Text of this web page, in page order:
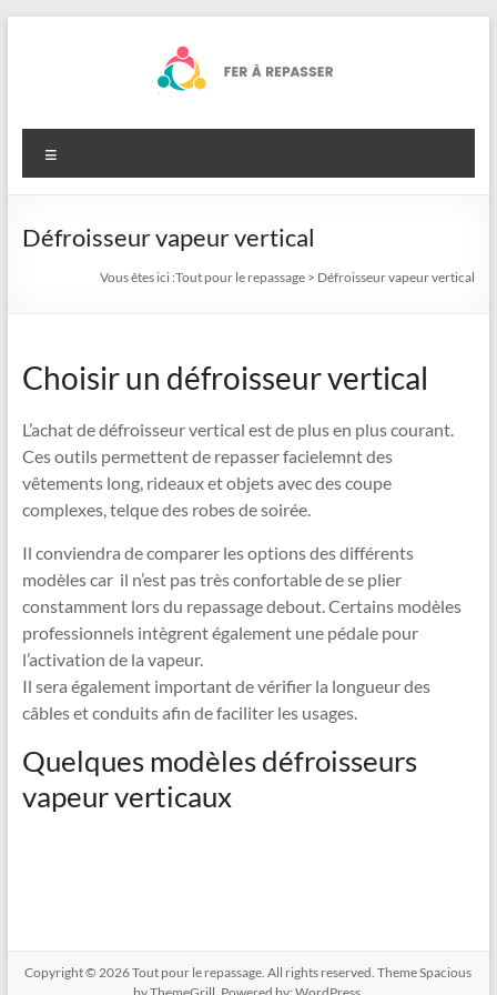
Tout
pour
le
repassage
Défroisseur vapeur vertical
Vous êtes ici :Tout pour le repassage > Défroisseur vapeur vertical
Choisir un défroisseur vertical
L’achat de défroisseur vertical est de plus en plus courant.
Ces outils permettent de repasser facielemnt des
vêtements long, rideaux et objets avec des coupe
complexes, telque des robes de soirée.
Il conviendra de comparer les options des différents
modèles car il n’est pas très confortable de se plier
constamment lors du repassage debout. Certains modèles
professionnels intègrent également une pédale pour
l’activation de la vapeur.
Il sera également important de vérifier la longueur des
câbles et conduits afin de faciliter les usages.
Quelques modèles défroisseurs
vapeur verticaux
Copyright © 2026Tout pour le repassage. All rights reserved. ThemeSpacious